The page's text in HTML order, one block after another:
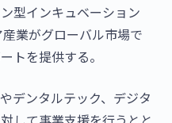
型インキュベーション
業がグローバル市場で
トを提供する。
デンタルテック、デジタ